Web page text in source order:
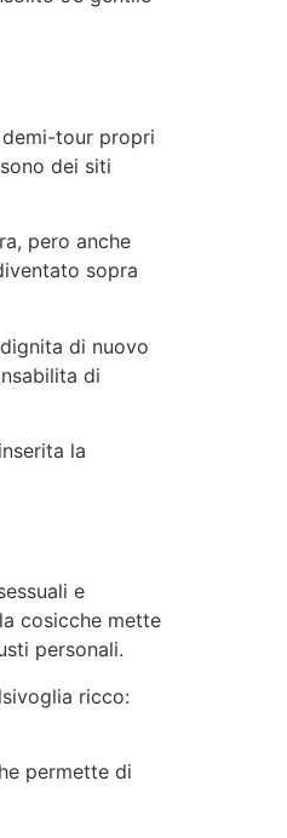
tour propri
dei siti
pero anche
sopra
di nuovo
di
la
e
cosicche mette
personali.
ricco:
permette di